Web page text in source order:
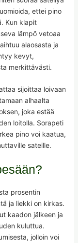
ettei pino
Kun klapit
lämpö vetoaa
alaosasta ja
kevyt,
merkittävästi.
sijoittaa loivaan
alhaalta
joka estää
loitolla. Sorapeti
pino voi kaatua,
sateille.
prosentin
ja liekki on kirkas.
kaadon jälkeen ja
kuluttua.
jolloin voi